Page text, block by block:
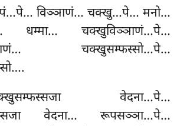
विञ्ञाणं… चक्खु…पे… मनो…
धम्मा… चक्खुविञ्ञाणं…पे…
चक्खुसम्फस्सो…पे…
वेदना…पे…
वेदना… रूपसञ्ञा…पे…